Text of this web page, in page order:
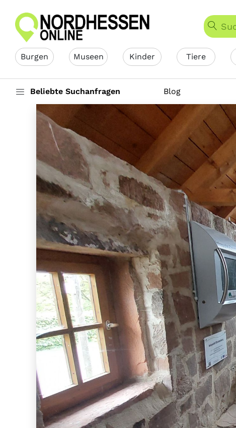
Burgen Museen Kinder Tiere
Beliebte Suchanfragen Blog